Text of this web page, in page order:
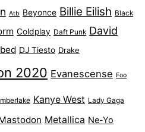
Atb Beyonce Billie Eilish Black
Coldplay Daft Punk David
DJ Tiesto Drake
2020 Evanescense Foo
Kanye West Lady Gaga
Metallica Ne-Yo